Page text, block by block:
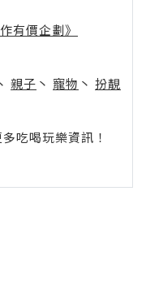
有價企劃》
親子 丶 寵物 丶 扮靚
吃喝玩樂資訊！